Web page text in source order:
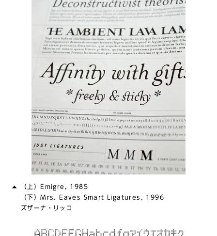
（上）Emigre, 1985
（下）Mrs. Eaves Smart Ligatures, 1996
ズザーナ・リッコ